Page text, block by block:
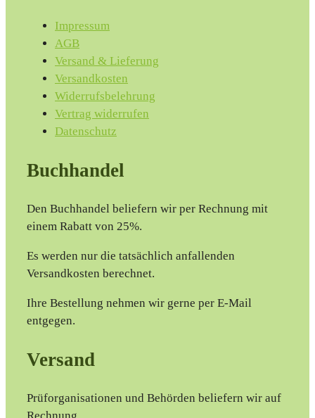
Impressum
AGB
Versand & Lieferung
Versandkosten
Widerrufsbelehrung
Vertrag widerrufen
Datenschutz
Buchhandel
Den Buchhandel beliefern wir per Rechnung mit
einem Rabatt von 25%.
Es werden nur die tatsächlich anfallenden
Versandkosten berechnet.
Ihre Bestellung nehmen wir gerne per E-Mail
entgegen.
Versand
Prüforganisationen und Behörden beliefern wir auf